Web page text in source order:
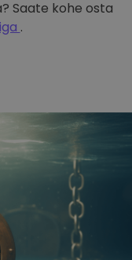
Saate kohe osta
.